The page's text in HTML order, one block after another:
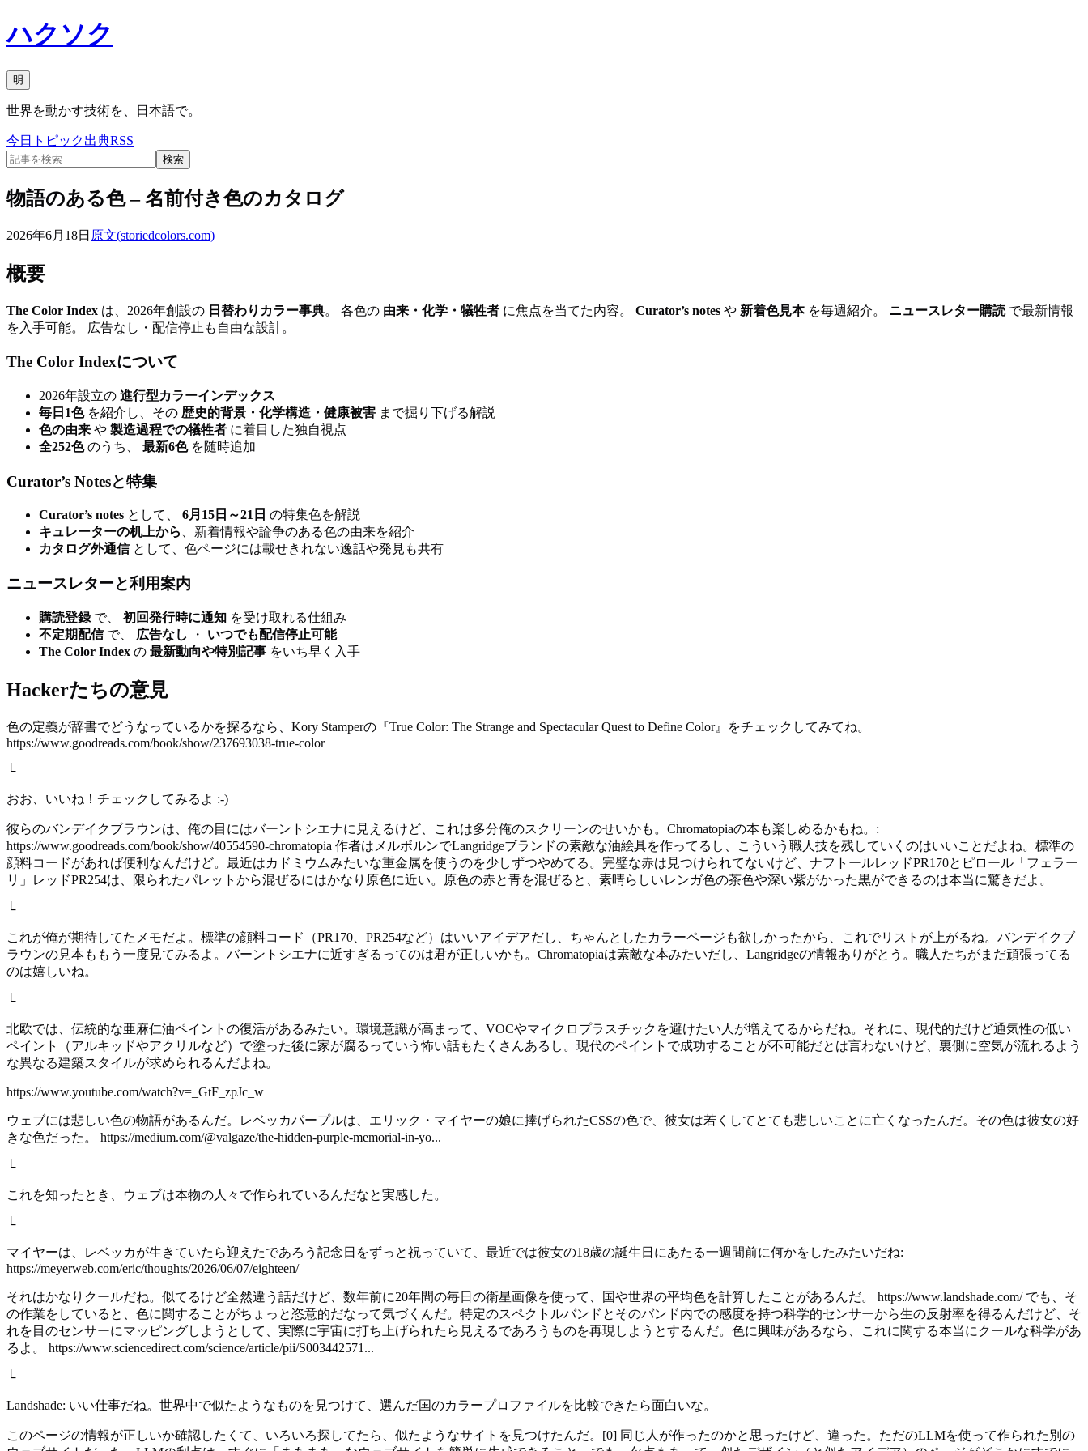
ハクソク
明
世界を動かす技術を、日本語で。
今日 トピック出典RSS
検索
物語のある色 – 名前付き色のカタログ
2026年6月18日 原文(storiedcolors.com)
概要
The Color Index は、2026年創設の 日替わりカラー事典。 各色の 由来・化学・犠牲者 に焦点を当てた内容。 Curator’s notes や 新着色見本を毎週紹介。 ニュースレター購読で最新情報
を入手可能。 広告なし・配信停止も自由な設計。
The Color Indexについて
2026年設立の 進行型カラーインデックス
毎日1色を紹介し、その 歴史的背景・化学構造・健康被害 まで掘り下げる解説
色の由来 や 製造過程での犠牲者 に着目した独自視点
全252色のうち、 最新6色を随時追加
Curator’s Notesと特集
Curator’s notes として、 6月15日～21日 の特集色を解説
キュレーターの机上から
、新着情報や論争のある色の由来を紹介
カタログ外通信として、色ページには載せきれない逸話や発見も共有
ニュースレターと利用案内
購読登録で、 初回発行時に通知 を受け取れる仕組み
不定期配信で、 広告なし ・ いつでも配信停止可能
The Color Index の 最新動向や特別記事 をいち早く入手
Hackerたちの意見
色の定義が辞書でどうなっているかを探るなら、Kory Stamperの『True Color: The Strange and Spectacular Quest to Define Color』をチェックしてみてね。
https://www.goodreads.com/book/show/237693038-true-color
└
おお、いいね！チェックしてみるよ :-)
彼らのバンデイクブラウンは、俺の目にはバーントシエナに見えるけど、これは多分俺のスクリーンのせいかも。Chromatopiaの本も楽しめるかもね。:
https://www.goodreads.com/book/show/40554590-chromatopia 作者はメルボルンでLangridgeブランドの素敵な油絵具を作ってるし、こういう職人技を残していくのはいいことだよね。標準の
顔料コードがあれば便利なんだけど。最近はカドミウムみたいな重金属を使うのを少しずつやめてる。完璧な赤は見つけられてないけど、ナフトールレッドPR170とピロール「フェラー
リ」レッドPR254は、限られたパレットから混ぜるにはかなり原色に近い。原色の赤と青を混ぜると、素晴らしいレンガ色の茶色や深い紫がかった黒ができるのは本当に驚きだよ。
└
これが俺が期待してたメモだよ。標準の顔料コード（PR170、PR254など）はいいアイデアだし、ちゃんとしたカラーページも欲しかったから、これでリストが上がるね。バンデイクブ
ラウンの見本ももう一度見てみるよ。バーントシエナに近すぎるってのは君が正しいかも。Chromatopiaは素敵な本みたいだし、Langridgeの情報ありがとう。職人たちがまだ頑張ってる
のは嬉しいね。
└
北欧では、伝統的な亜麻仁油ペイントの復活があるみたい。環境意識が高まって、VOCやマイクロプラスチックを避けたい人が増えてるからだね。それに、現代的だけど通気性の低い
ペイント（アルキッドやアクリルなど）で塗った後に家が腐るっていう怖い話もたくさんあるし。現代のペイントで成功することが不可能だとは言わないけど、裏側に空気が流れるよう
な異なる建築スタイルが求められるんだよね。
https://www.youtube.com/watch?v=_GtF_zpJc_w
ウェブには悲しい色の物語があるんだ。レベッカパープルは、エリック・マイヤーの娘に捧げられたCSSの色で、彼女は若くしてとても悲しいことに亡くなったんだ。その色は彼女の好
きな色だった。 https://medium.com/@valgaze/the-hidden-purple-memorial-in-yo...
└
これを知ったとき、ウェブは本物の人々で作られているんだなと実感した。
└
マイヤーは、レベッカが生きていたら迎えたであろう記念日をずっと祝っていて、最近では彼女の18歳の誕生日にあたる一週間前に何かをしたみたいだね:
https://meyerweb.com/eric/thoughts/2026/06/07/eighteen/
それはかなりクールだね。似てるけど全然違う話だけど、数年前に20年間の毎日の衛星画像を使って、国や世界の平均色を計算したことがあるんだ。 https://www.landshade.com/ でも、そ
の作業をしていると、色に関することがちょっと恣意的だなって気づくんだ。特定のスペクトルバンドとそのバンド内での感度を持つ科学的センサーから生の反射率を得るんだけど、そ
れを目のセンサーにマッピングしようとして、実際に宇宙に打ち上げられたら見えるであろうものを再現しようとするんだ。色に興味があるなら、これに関する本当にクールな科学があ
るよ。 https://www.sciencedirect.com/science/article/pii/S003442571...
└
Landshade: いい仕事だね。世界中で似たようなものを見つけて、選んだ国のカラープロファイルを比較できたら面白いな。
このページの情報が正しいか確認したくて、いろいろ探してたら、似たようなサイトを見つけたんだ。[0] 同じ人が作ったのかと思ったけど、違った。ただのLLMを使って作られた別の